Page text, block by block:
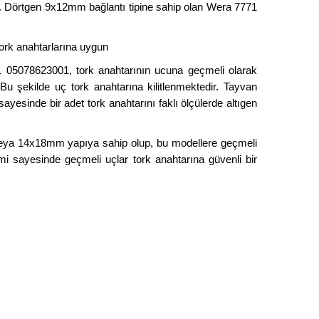
9x12mm bağlantı tipine sahip olan Wera 7771
anahtarlarına uygun
tork anahtarının ucuna geçmeli olarak
şekilde uç tork anahtarına kilitlenmektedir. Tayvan
bir adet tork anahtarını faklı ölçülerde altıgen
14x18mm yapıya sahip olup, bu modellere geçmeli
sayesinde geçmeli uçlar tork anahtarına güvenli bir